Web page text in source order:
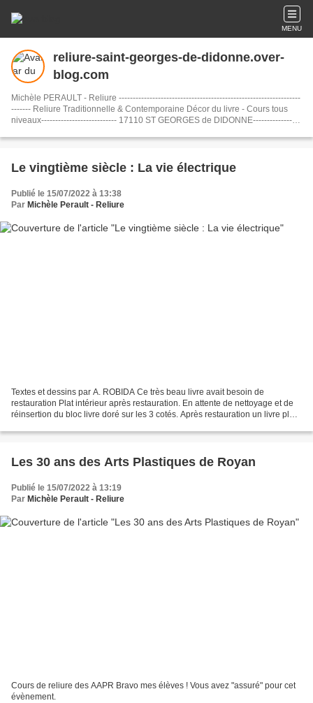
MENU
reliure-saint-georges-de-didonne.over-
blog.com
Michèle PERAULT - Reliure -----------------------------------------------------------------
------- Reliure Traditionnelle & Contemporaine Décor du livre - Cours tous
niveaux--------------------------- 17110 ST GEORGES de DIDONNE-----------------
michele.perault@free.fr---------------------- n° SIRET : 881 292 247 000 15-------
Le vingtième siècle : La vie électrique
Publié le 15/07/2022 à 13:38
Par Michèle Perault - Reliure
Textes et dessins par A. ROBIDA Ce très beau livre avait besoin de
restauration Plat intérieur après restauration. En attente de nettoyage et de
réinsertion du bloc livre doré sur les 3 cotés. Après restauration un livre plus
Les 30 ans des Arts Plastiques de Royan
Publié le 15/07/2022 à 13:19
Par Michèle Perault - Reliure
Cours de reliure des AAPR Bravo mes élèves ! Vous avez "assuré" pour cet
évènement.